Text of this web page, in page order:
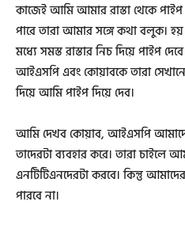
কাজেই আমি আমার রাস্তা থেকে
পারে তারা আমার সঙ্গে কথা বলুক।
মধ্যে সমস্ত রাস্তার নিচ দিয়ে পাইপ
আইএসপি এবং কোয়াবকে তারা সেখানে
দিয়ে আমি পাইপ দিয়ে দেব।
আমি দেখব কোয়াব, আইএসপি
তাদেরটা ব্যবহার করে। তারা চাইলে
এনটিটিএনদেরটা করবে। কিন্তু
পারবে না।